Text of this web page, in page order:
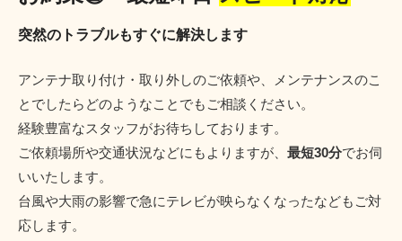
突然のトラブルもすぐに解決します
アンテナ取り付け・取り外しのご依頼や、メンテナンスのこ
とでしたらどのようなことでもご相談ください。
経験豊富なスタッフがお待ちしております。
ご依頼場所や交通状況などにもよりますが、 最短30分でお伺
いいたします。
台風や大雨の影響で急にテレビが映らなくなったなどもご対
応します。